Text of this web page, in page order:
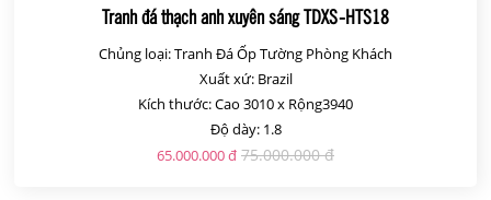
Tranh đá thạch anh xuyên sáng TDXS-HTS18
Chủng loại: Tranh Đá Ốp Tường Phòng Khách
Xuất xứ: Brazil
Kích thước: Cao 3010 x Rộng3940
Độ dày: 1.8
65.000.000 đ 75.000.000 đ